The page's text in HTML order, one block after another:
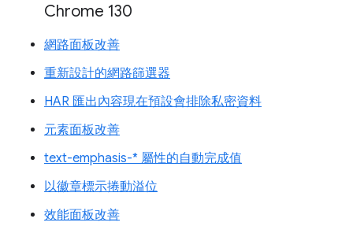
Chrome 130
網路面板改善
重新設計的網路篩選器
HAR 匯出內容現在預設會排除私密資料
元素面板改善
text-emphasis-* 屬性的自動完成值
以徽章標示捲動溢位
效能面板改善